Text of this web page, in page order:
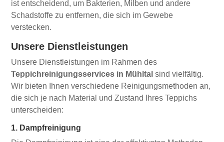
ist entscheidend, um Bakterien, Milben und andere
Schadstoffe zu entfernen, die sich im Gewebe
verstecken.
Unsere Dienstleistungen
Unsere Dienstleistungen im Rahmen des
Teppichreinigungsservices in Mühltal sind vielfältig.
Wir bieten Ihnen verschiedene Reinigungsmethoden an,
die sich je nach Material und Zustand Ihres Teppichs
unterscheiden:
1. Dampfreinigung